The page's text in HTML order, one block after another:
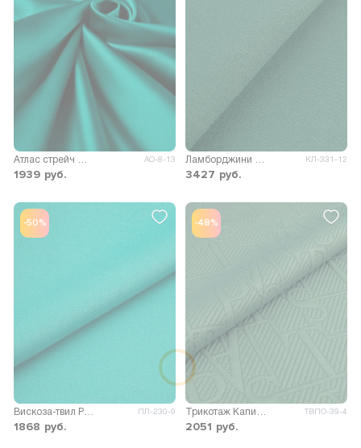
Атлас стрейч Марио АО-8-13
1939 руб.
Ламборджини лайт 200гр/м.кв. КЛ-331-12
3427 руб.
-50%
ПЛ-230-9
1868 руб.
-48%
ТВПО-39-4
2051 руб.